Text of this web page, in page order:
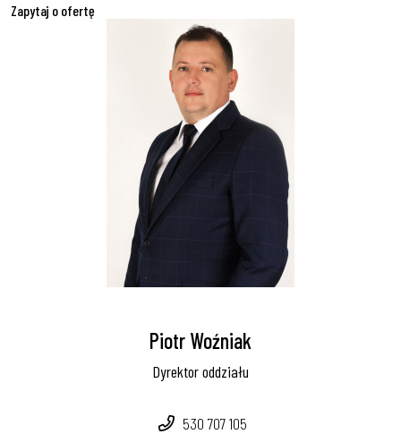
Zapytaj o ofertę
Piotr Woźniak
Dyrektor oddziału
530 707 105